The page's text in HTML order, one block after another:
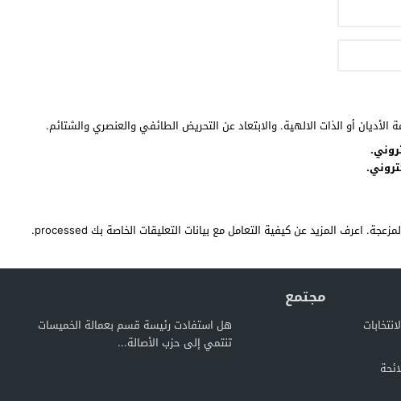
أو الذات الالهية. والابتعاد عن التحريض الطائفي والعنصري والشتائم.
اعرف المزيد عن كيفية التعامل مع بيانات التعليقات الخاصة بك processed .
مجتمع
هل استفادت رئيسة قسم بعمالة الخميسات
تنتمي إلى حزب الأصالة...